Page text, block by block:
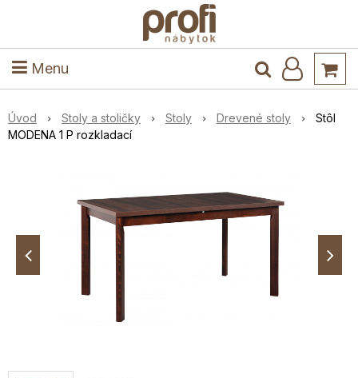
Menu
Kuchyňa a jedáleň
Úvod Stoly a stoličky Stoly Drevené stoly
Stôl
MODENA 1 P rozkladací